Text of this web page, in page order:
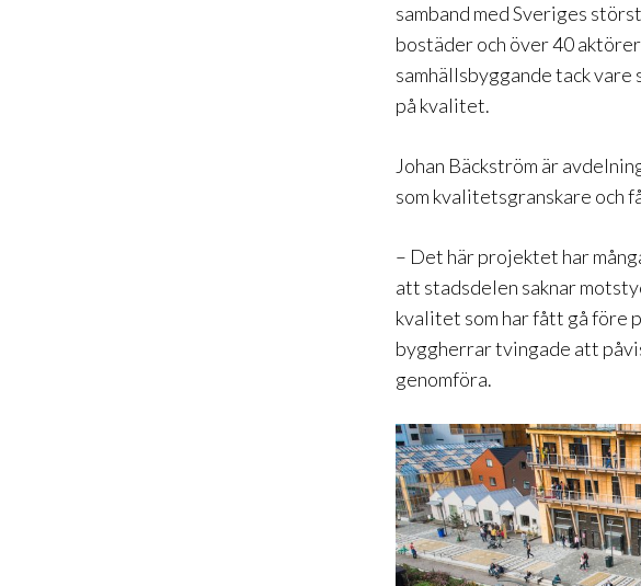
samband med Sveriges
bostäder och över 40
samhällsbyggande tack
på kvalitet.
Johan Bäckström är
som kvalitetsgranskare och
– Det här projektet har
att stadsdelen saknar
kvalitet som har fått gå före
byggherrar tvingade att
genomföra.